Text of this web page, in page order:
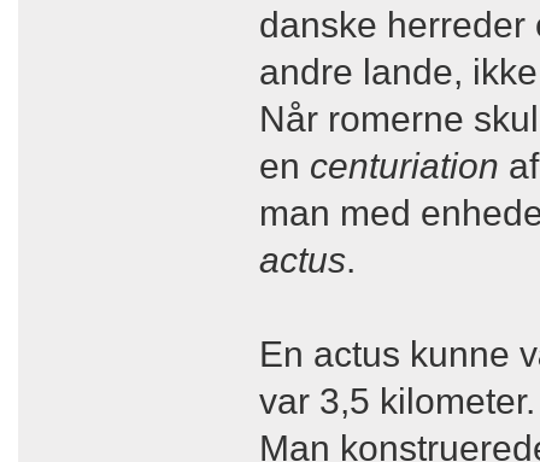
danske herreder
andre lande,
Når romerne
en centuriation
man med
actus.
En actus kunne
var 3,5 kilometer.
Man